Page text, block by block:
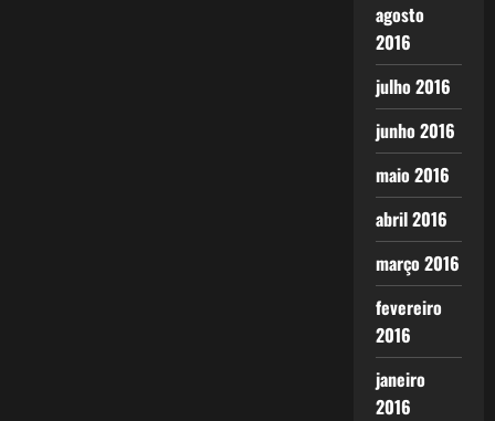
agosto
2016
julho 2016
junho 2016
maio 2016
abril 2016
março 2016
fevereiro
2016
janeiro
2016